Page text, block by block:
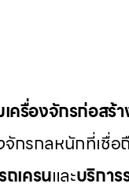
ครื่องจักรก่อสร้
กรกลหนักที่เชื่อ
ถเครนและบริการ